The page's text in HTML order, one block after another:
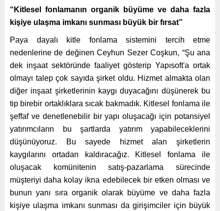
“Kitlesel fonlamanın organik büyüme ve daha fazla
kişiye ulaşma imkanı sunması büyük bir fırsat”
Paya dayalı kitle fonlama sistemini tercih etme
nedenlerine de değinen Ceyhun Sezer Coşkun, “Şu ana
dek inşaat sektöründe faaliyet gösterip Yapısoft'a ortak
olmayı talep çok sayıda şirket oldu. Hizmet almakta olan
diğer inşaat şirketlerinin kaygı duyacağını düşünerek bu
tip birebir ortaklıklara sıcak bakmadık. Kitlesel fonlama ile
şeffaf ve denetlenebilir bir yapı oluşacağı için potansiyel
yatırımcıların bu şartlarda yatırım yapabileceklerini
düşünüyoruz. Bu sayede hizmet alan şirketlerin
kaygılarını ortadan kaldıracağız. Kitlesel fonlama ile
oluşacak komünitenin satış-pazarlama sürecinde
müşteriyi daha kolay ikna edebilecek bir etken olması ve
bunun yanı sıra organik olarak büyüme ve daha fazla
kişiye ulaşma imkanı sunması da girişimciler için büyük